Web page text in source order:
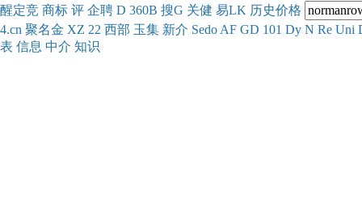
醒定竞 商标 评 企聘 D 360B 搜G 关健 易LK 历史价格
4.cn 聚名金 XZ 22 西部 玉集 新介 Sedo AF GD 101 Dy N Re Uni
表 信息 中介 知识